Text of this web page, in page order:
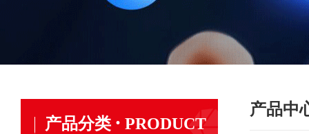
产品分类 · PRODUCT
产品中